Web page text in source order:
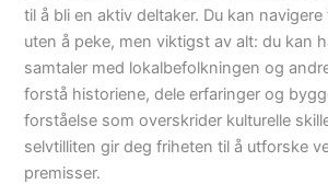
til å bli en aktiv deltaker. Du kan
uten å peke, men viktigst av alt: du kan
samtaler med lokalbefolkningen og
forstå historiene, dele erfaringer og
forståelse som overskrider kulturelle
selvtilliten gir deg friheten til å utforske
premisser.